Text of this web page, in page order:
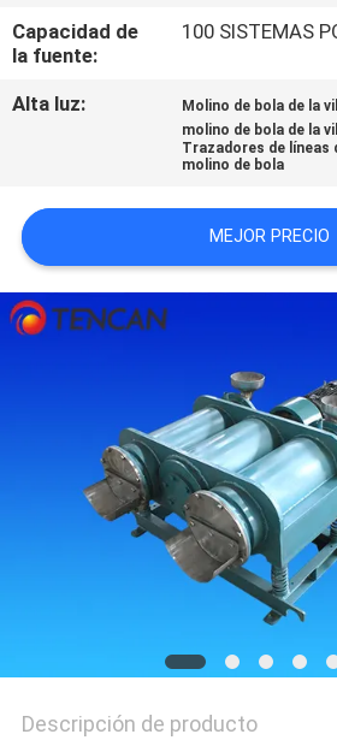
NOTICIAS
BLOG
UNA
CITA
MAPA
POLÍTICA
PRIVACIDAD
Capacidad de
la fuente:
100 SISTEMAS
Alta luz: Molino de bola de la
molino de bola de la
Trazadores de líneas
molino de bola
MEJOR PRECIO
Descripción de producto